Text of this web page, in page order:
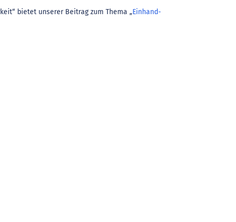
bietet unserer Beitrag zum Thema „Einhand-